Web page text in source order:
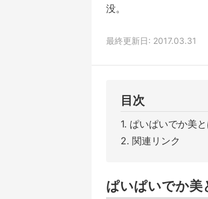
没。
最終更新日: 2017.03.31
目次
ぱいぱいでか美
関連リンク
ぱいぱいでか美